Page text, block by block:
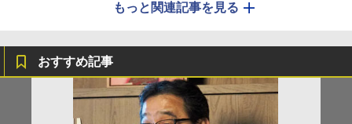
もっと関連記事を見る
おすすめ記事